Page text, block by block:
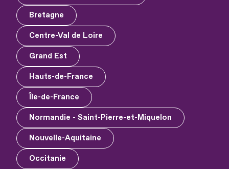
Bretagne
Centre-Val de Loire
Grand Est
Hauts-de-France
Île-de-France
Normandie - Saint-Pierre-et-Miquelon
Nouvelle-Aquitaine
Occitanie